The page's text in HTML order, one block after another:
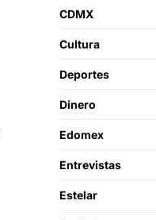
CDMX
Cultura
Deportes
Dinero
Edomex
Entrevistas
Estelar